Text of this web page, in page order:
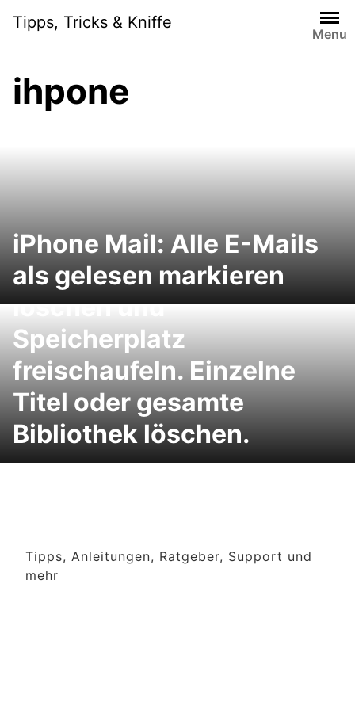
content
Tipps, Tricks & Kniffe
Menu
ihpone
iPhone Mail: Alle E-Mails
als gelesen markieren
iTunes Match: Gefahrlos
Musik auf dem iPhone
löschen und
Speicherplatz
freischaufeln. Einzelne
Titel oder gesamte
Bibliothek löschen.
Tipps, Anleitungen, Ratgeber, Support und
mehr